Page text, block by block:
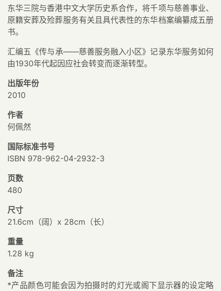
东华三院与香港中文大学历史系合作，将千项与慈善事业、
原籍安葬及殓葬服务有关且具代表性的东华档案编纂成五册
书。
汇编五《传与承——慈善服务融入小区》记录东华服务如何
由1930年代起因应社会转变而逐渐转型。
出版年份
2010
作者
何佩然
国际标准书号
ISBN 978-962-04-2932-3
页数
480
尺寸
21.6cm（阔）x 28cm（长）
重量
1.28 kg
备注
*产品颜色可能会因为拍摄时的灯光或阁下显示器的设定略